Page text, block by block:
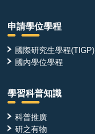
申請學位學程
國際研究生學程(TIGP)
國內學位學程
學習科普知識
科普推廣
研之有物